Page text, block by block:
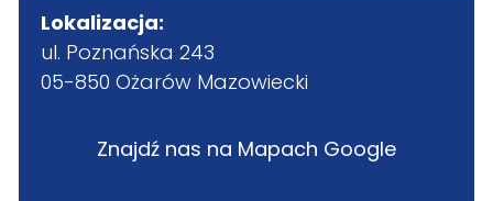
Lokalizacja:
ul. Poznańska 243
05-850 Ożarów Mazowiecki
Znajdź nas na Mapach Google